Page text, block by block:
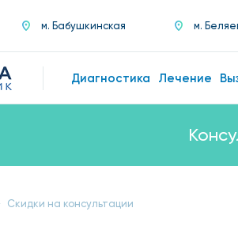
м. Бабушкинская м.
Диагностика Лечение
Скидки на консультации